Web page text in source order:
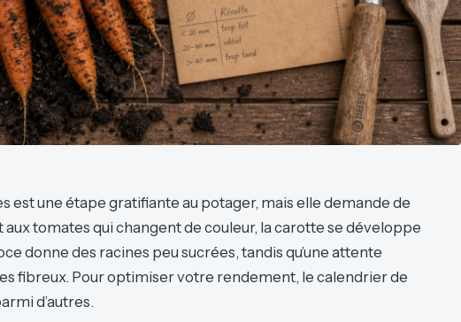
est une étape gratifiante au potager, mais elle demande de
tomates qui changent de couleur, la carotte se développe
donne des racines peu sucrées, tandis qu’une attente
fibreux. Pour optimiser votre rendement, le calendrier de
d’autres.